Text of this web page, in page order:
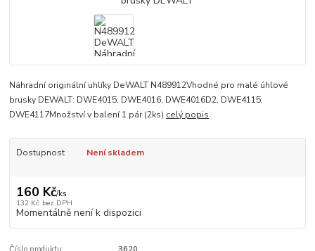
Náhradní originální uhlíky DeWALT N489912Vhodné pro malé úhlové
brusky DEWALT: DWE4015, DWE4016, DWE4016D2, DWE4115,
DWE4117Množství v balení 1 pár (2ks) celý popis
Dostupnost Není skladem
160 Kč/ks
132 Kč bez DPH
Momentálně není k dispozici